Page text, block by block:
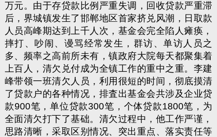
万元。由于存贷款比例严重失调，回收贷款严重滞
后，界城镇发生了邯郸地区首家挤兑风潮，日取款
人员高峰期达到上千人次，基金会完全陷人瘫痪，
摔打、吵闹、谩骂经常发生，群访、单访人员之
多、频率之高前所未有，镇政府大院每天都聚集着
上百人，清欠兑付成为全镇工作的重中之重。李建
峰带领一班清欠人员，利用很短的时间，彻底摸清
了贷款户的各种情况，排査出基金会共涉及企业贷
款900笔，单位贷款300笔，个体贷款1800笔，为
全面清欠打下了基础。清欠过程中，他工作严谨，
思路清晰，采取区别情况、突出重点、落实责任等